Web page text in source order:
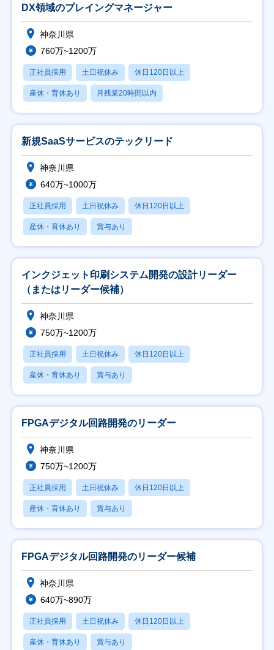
DX領域のプレイングマネージャー
神奈川県
760万~1200万
正社員採用 土日祝休み 休日120日以上
産休・育休あり 月残業20時間以内
新規SaaSサービスのテックリード
神奈川県
640万~1000万
正社員採用 土日祝休み 休日120日以上
産休・育休あり 賞与あり
インクジェット印刷システム開発の設計リーダー
（またはリーダー候補）
神奈川県
750万~1200万
正社員採用 土日祝休み 休日120日以上
産休・育休あり 賞与あり
FPGAデジタル回路開発のリーダー
神奈川県
750万~1200万
正社員採用 土日祝休み 休日120日以上
産休・育休あり 賞与あり
FPGAデジタル回路開発のリーダー候補
神奈川県
640万~890万
正社員採用 土日祝休み 休日120日以上
産休・育休あり 賞与あり